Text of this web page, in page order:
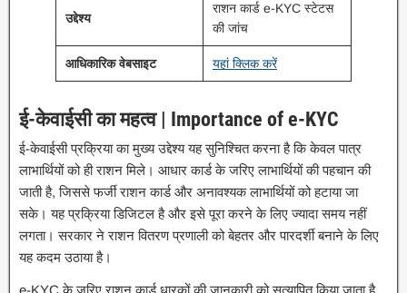
उद्देश्य
राशन कार्ड e-KYC स्टेटस
की जांच
आधिकारिक वेबसाइट यहां क्लिक करें
ई-केवाईसी का महत्व | Importance of e-KYC
ई-केवाईसी प्रक्रिया का मुख्य उद्देश्य यह सुनिश्चित करना है कि केवल पात्र
लाभार्थियों को ही राशन मिले। आधार कार्ड के जरिए लाभार्थियों की पहचान की
जाती है, जिससे फर्जी राशन कार्ड और अनावश्यक लाभार्थियों को हटाया जा
सके। यह प्रक्रिया डिजिटल है और इसे पूरा करने के लिए ज्यादा समय नहीं
लगता। सरकार ने राशन वितरण प्रणाली को बेहतर और पारदर्शी बनाने के लिए
यह कदम उठाया है।
e-KYC के जरिए राशन कार्ड धारकों की जानकारी को सत्यापित किया जाता है,